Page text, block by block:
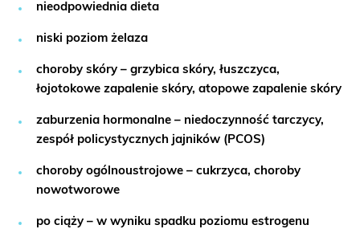
nieodpowiednia dieta
niski poziom żelaza
choroby skóry – grzybica skóry, łuszczyca,
łojotokowe zapalenie skóry, atopowe zapalenie skóry
zaburzenia hormonalne – niedoczynność tarczycy,
zespół policystycznych jajników (PCOS)
choroby ogólnoustrojowe – cukrzyca, choroby
nowotworowe
po ciąży – w wyniku spadku poziomu estrogenu